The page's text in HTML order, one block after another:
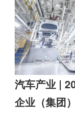
汽车产业 |
企业（集团